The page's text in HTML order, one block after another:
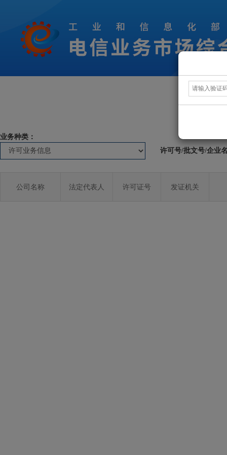
业务种类：
许可号/批文号/企业
公司名称 法定代表人 许可证号 发证机关